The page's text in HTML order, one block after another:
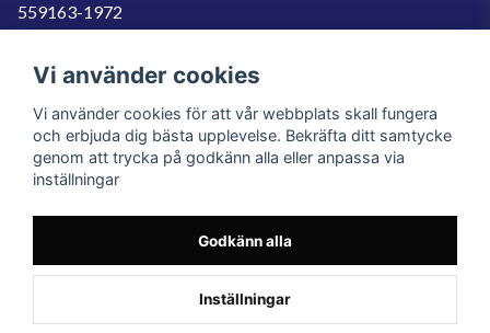
559163-1972
SE559163197201
060-566 800
info@filter.se
559163-1972
© 2023 Filter.se, All rights reserved.
Vi använder cookies
Vi använder cookies för att vår webbplats skall fungera
och erbjuda dig bästa upplevelse. Bekräfta ditt samtycke
genom att trycka på godkänn alla eller anpassa via
inställningar
Godkänn alla
Inställningar